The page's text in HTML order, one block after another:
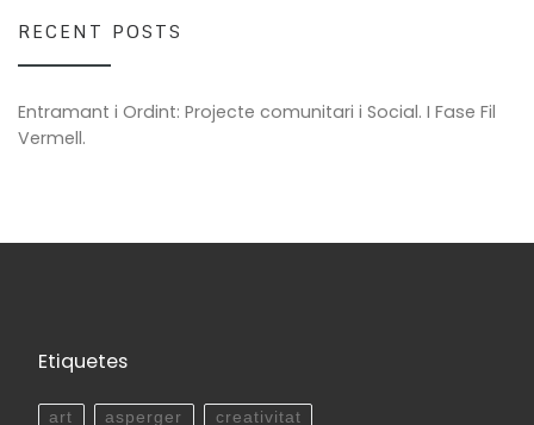
RECENT POSTS
Entramant i Ordint: Projecte comunitari i Social. I Fase Fil
Vermell.
Etiquetes
art asperger creativitat